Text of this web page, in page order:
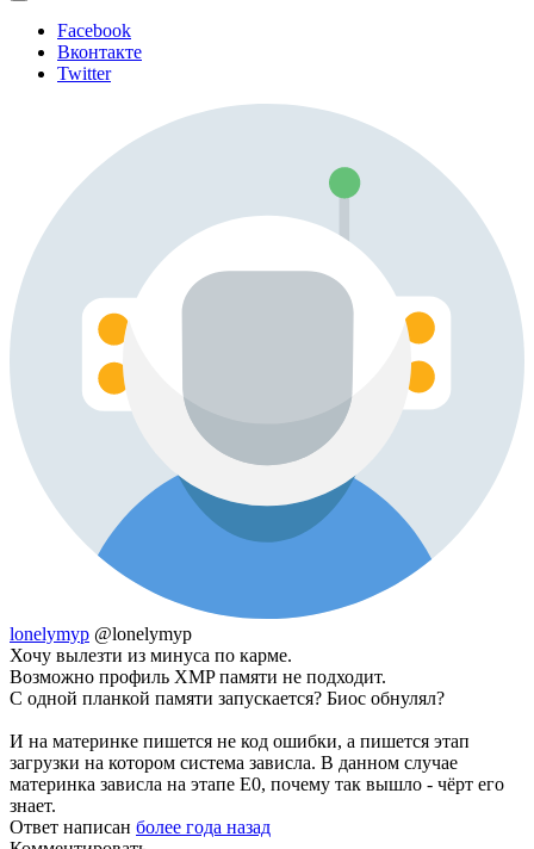
Facebook
Вконтакте
Twitter
lonelymyp @lonelymyp
Хочу вылезти из минуса по карме.
Возможно профиль XMP памяти не подходит.
С одной планкой памяти запускается? Биос обнулял?
И на материнке пишется не код ошибки, а пишется этап
загрузки на котором система зависла. В данном случае
материнка зависла на этапе E0, почему так вышло - чёрт его
знает.
Ответ написан более года назад